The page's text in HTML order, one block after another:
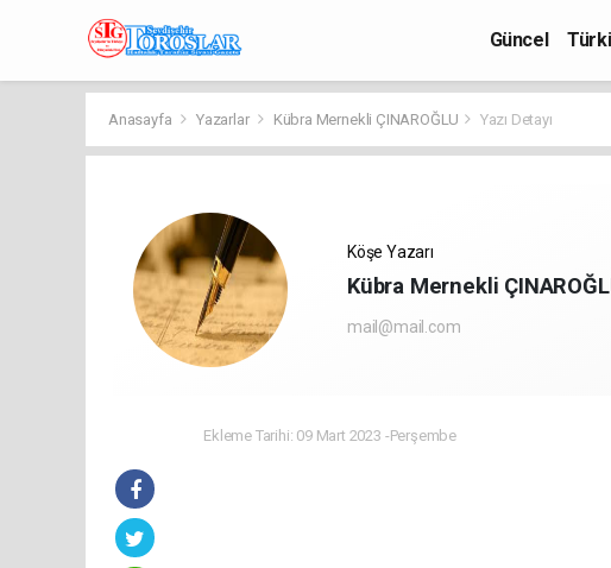
Güncel
Anasayfa Yazarlar Kübra Mernekli ÇINAROĞLU Yazı Detayı
Köşe Yazarı
Kübra Mernekli
mail@mail.com
Ekleme Tarihi: 09 Mart 2023 -Perşembe